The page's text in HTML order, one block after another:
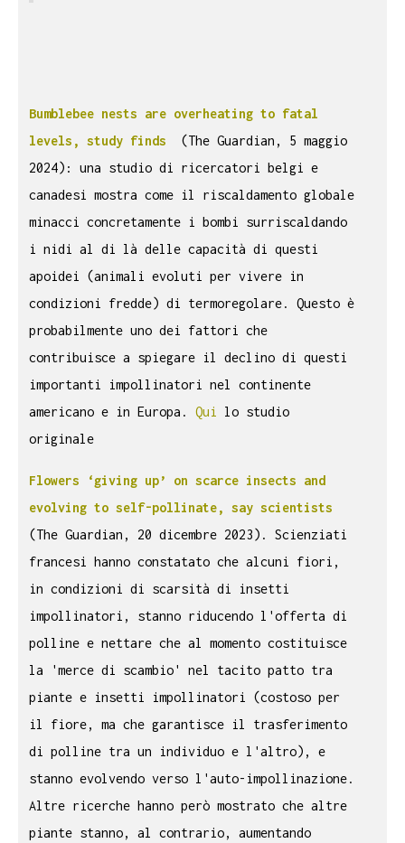
Bumblebee nests are overheating to fatal
levels, study finds (The Guardian, 5 maggio
2024): una studio di ricercatori belgi e
canadesi mostra come il riscaldamento globale
minacci concretamente i bombi surriscaldando
i nidi al di là delle capacità di questi
apoidei (animali evoluti per vivere in
condizioni fredde) di termoregolare. Questo è
probabilmente uno dei fattori che
contribuisce a spiegare il declino di questi
importanti impollinatori nel continente
americano e in Europa. Qui
lo studio
originale
Flowers ‘giving up’ on scarce insects and
evolving to self-pollinate, say scientists
(The Guardian, 20 dicembre 2023). Scienziati
francesi hanno constatato che alcuni fiori,
in condizioni di scarsità di insetti
impollinatori, stanno riducendo l'offerta di
polline e nettare che al momento costituisce
la 'merce di scambio' nel tacito patto tra
piante e insetti impollinatori (costoso per
il fiore, ma che garantisce il trasferimento
di polline tra un individuo e l'altro), e
stanno evolvendo verso l'auto-impollinazione.
Altre ricerche hanno però mostrato che altre
piante stanno, al contrario, aumentando